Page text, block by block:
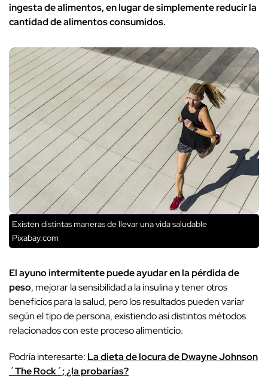
ingesta de alimentos, en lugar de simplemente reducir la
cantidad de alimentos consumidos.
Existen distintas maneras de llevar una vida saludable
Pixabay.com
El ayuno intermitente puede ayudar en la pérdida de
peso, mejorar la sensibilidad a la insulina y tener otros
beneficios para la salud, pero los resultados pueden variar
según el tipo de persona, existiendo así distintos métodos
relacionados con este proceso alimenticio.
Podría interesarte: La dieta de locura de Dwayne Johnson
´The Rock´; ¿la probarías?